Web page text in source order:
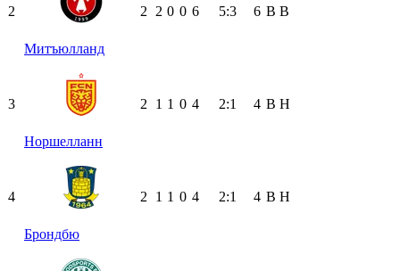
2
Митъюлланд
2 2 0 0 6 5:3 6 В В
3
Норшелланн
2 1 1 0 4 2:1 4 В Н
4
Брондбю
2 1 1 0 4 2:1 4 В Н